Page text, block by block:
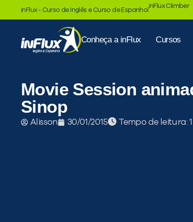
inFlux - Curso de Inglês e Curso de Espanhol
inFlux Climber
Conheça a inFlux Cursos
Movie Session
Sinop
Alisson 30/01/2015 Tempo de leitura: